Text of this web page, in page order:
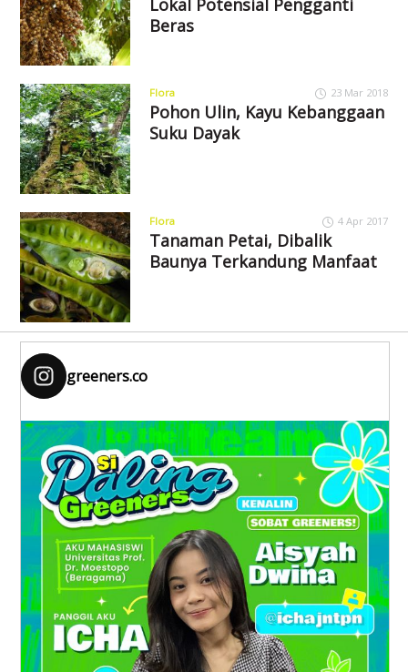
Lokal Potensial Pengganti
Beras
Flora 23 Mar 2018
Pohon Ulin, Kayu Kebanggaan
Suku Dayak
Flora 4 Apr 2017
Tanaman Petai, Dibalik
Baunya Terkandung Manfaat
greeners.co